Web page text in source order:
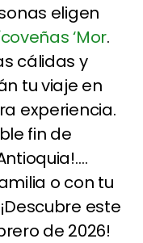
eligen
‘Mor.
cálidas y
tu viaje en
experiencia.
fin de
o con tu
este
de 2026!